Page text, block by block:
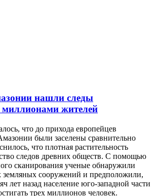
нашли следы
миллионами жителей
что до прихода европейцев
были заселены сравнительно
что плотная растительность
следов древних обществ. С помощью
сканирования ученые обнаружили
земляных сооружений и предположили,
лет назад население юго-западной части
трех миллионов человек.